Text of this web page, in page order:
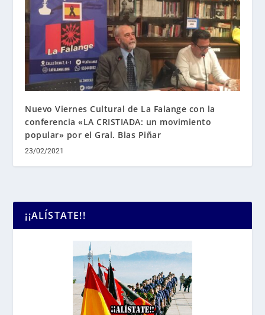
Nuevo Viernes Cultural de La Falange con la
conferencia «LA CRISTIADA: un movimiento
popular» por el Gral. Blas Piñar
23/02/2021
¡¡ALÍSTATE!!